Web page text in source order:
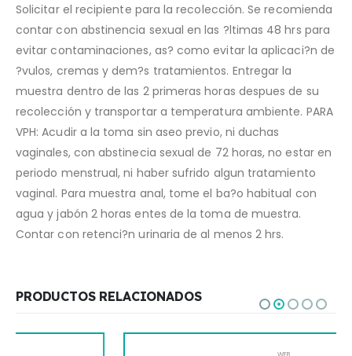
Solicitar el recipiente para la recolección. Se recomienda
contar con abstinencia sexual en las ?ltimas 48 hrs para
evitar contaminaciones, as? como evitar la aplicaci?n de
?vulos, cremas y dem?s tratamientos. Entregar la
muestra dentro de las 2 primeras horas despues de su
recolección y transportar a temperatura ambiente. PARA
VPH: Acudir a la toma sin aseo previo, ni duchas
vaginales, con abstinecia sexual de 72 horas, no estar en
periodo menstrual, ni haber sufrido algun tratamiento
vaginal. Para muestra anal, tome el ba?o habitual con
agua y jabón 2 horas entes de la toma de muestra.
Contar con retenci?n urinaria de al menos 2 hrs.
PRODUCTOS RELACIONADOS